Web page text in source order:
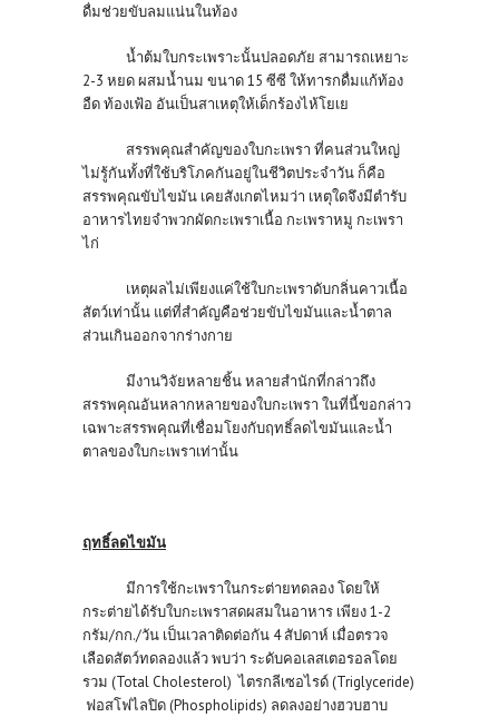
ดื่มช่วยขับลมแน่นในท้อง
น้ำต้มใบกระเพราะนั้นปลอดภัย สามารถเหยาะ
2-3 หยด ผสมน้ำนม ขนาด 15 ซีซี ให้ทารกดื่มแก้ท้อง
อืด ท้องเฟ้อ อันเป็นสาเหตุให้เด็กร้องไห้โยเย
สรรพคุณสำคัญของใบกะเพรา ที่คนส่วนใหญ่
ไม่รู้กันทั้งที่ใช้บริโภคกันอยู่ในชีวิตประจำวัน ก็คือ
สรรพคุณขับไขมัน เคยสังเกตไหมว่า เหตุใดจึงมีตำรับ
อาหารไทยจำพวกผัดกะเพราเนื้อ กะเพราหมู กะเพรา
ไก่
เหตุผลไม่เพียงแค่ใช้ใบกะเพราดับกลิ่นคาวเนื้อ
สัตว์เท่านั้น แต่ที่สำคัญคือช่วยขับไขมันและน้ำตาล
ส่วนเกินออกจากร่างกาย
มีงานวิจัยหลายชิ้น หลายสำนักที่กล่าวถึง
สรรพคุณอันหลากหลายของใบกะเพรา ในที่นี้ขอกล่าว
เฉพาะสรรพคุณที่เชื่อมโยงกับฤทธิ์ลดไขมันและน้ำ
ตาลของใบกะเพราเท่านั้น
ฤทธิ์ลดไขมัน
มีการใช้กะเพราในกระต่ายทดลอง โดยให้
กระต่ายได้รับใบกะเพราสดผสมในอาหาร เพียง 1-2
กรัม/กก./วัน เป็นเวลาติดต่อกัน 4 สัปดาห์ เมื่อตรวจ
เลือดสัตว์ทดลองแล้ว พบว่า ระดับคอเลสเตอรอลโดย
รวม (Total Cholesterol) ไตรกลีเซอไรด์ (Triglyceride)
ฟอสโฟไลปิด (Phospholipids) ลดลงอย่างฮวบฮาบ